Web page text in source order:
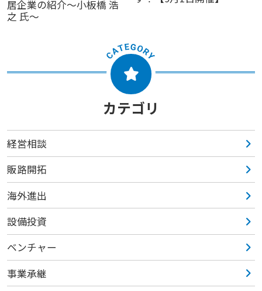
居企業の紹介～小板橋 浩
之 氏～
カテゴリ
経営相談
販路開拓
海外進出
設備投資
ベンチャー
事業承継